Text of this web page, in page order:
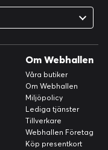
Om Webhallen
Våra butiker
Om Webhallen
Miljöpolicy
Lediga tjänster
Tillverkare
Webhallen Företag
Köp presentkort